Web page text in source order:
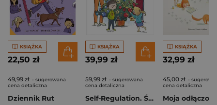
KSIĄŻKA
22,50 zł
49,99 zł - sugerowana
cena detaliczna
Dziennik Rut
KSIĄŻKA
39,99 zł
59,99 zł - sugerowana
cena detaliczna
Self-Regulation. Świąteczne wyzwania
KSIĄŻKA
32,99 zł
45,00 zł -
cena detaliczna